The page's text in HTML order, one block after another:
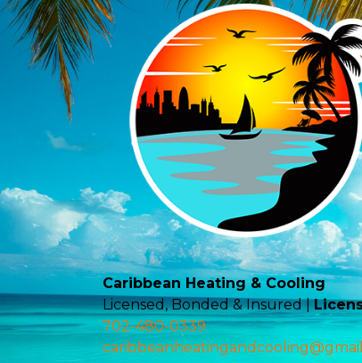
Caribbean Heating & Cooling
Licensed, Bonded & Insured |
702-480-0339